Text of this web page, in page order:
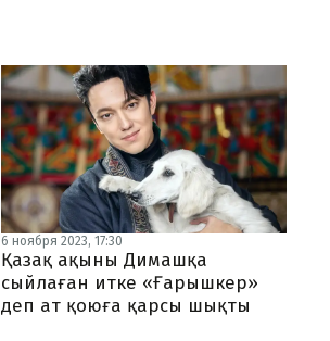
6 ноября 2023, 17:30
Қазақ ақыны Димашқа
сыйлаған итке «Ғарышкер»
деп ат қоюға қарсы шықты